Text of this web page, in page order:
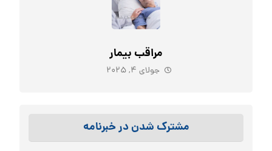
مراقب بیمار
جولای ۴, ۲۰۲۵
مشترک شدن در خبرنامه